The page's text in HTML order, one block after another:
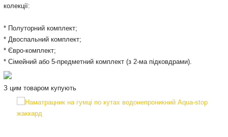
колекції:
* Полуторний комплект;
* Двоспальний комплект;
* Євро-комплект;
* Сімейний або 5-предметний комплект (з 2-ма підковдрами).
З цим товаром купують